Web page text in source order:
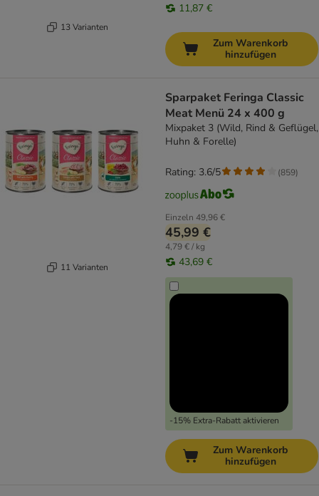
13 Varianten
11,87 €
Zum Warenkorb
hinzufügen
11 Varianten
Sparpaket Feringa Classic
Meat Menü 24 x 400 g
Mixpaket 3 (Wild, Rind & Geflügel,
Huhn & Forelle)
Einzeln 49,96 €
45,99 €
4,79 € / kg
43,69 €
-15% Extra-Rabatt aktivieren
Rating: 3.6/5 (859)
Zum Warenkorb
hinzufügen